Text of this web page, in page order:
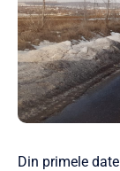
Din primele